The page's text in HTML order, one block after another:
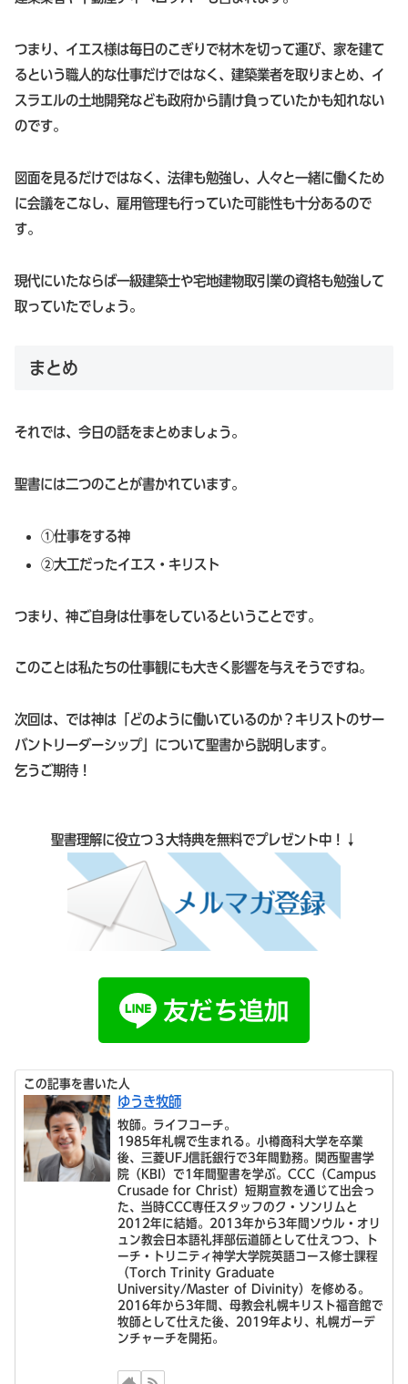
つまり、イエス様は毎日のこぎりで材木を切って運び、家を建て
るという職人的な仕事だけではなく、建築業者を取りまとめ、イ
スラエルの土地開発なども政府から請け負っていたかも知れない
のです。
図面を見るだけではなく、法律も勉強し、人々と一緒に働くため
に会議をこなし、雇用管理も行っていた可能性も十分あるので
す。
現代にいたならば一級建築士や宅地建物取引業の資格も勉強して
取っていたでしょう。
まとめ
それでは、今日の話をまとめましょう。
聖書には二つのことが書かれています。
①仕事をする神
②大工だったイエス・キリスト
つまり、神ご自身は仕事をしているということです。
このことは私たちの仕事観にも大きく影響を与えそうですね。
次回は、では神は「どのように働いているのか？キリストのサー
バントリーダーシップ」について聖書から説明します。
乞うご期待！
聖書理解に役立つ３大特典を無料でプレゼント中！↓
この記事を書いた人
ゆうき牧師
牧師。ライフコーチ。
1985年札幌で生まれる。小樽商科大学を卒業
後、三菱UFJ信託銀行で3年間勤務。関西聖書学
院（KBI）で1年間聖書を学ぶ。CCC（Campus
Crusade for Christ）短期宣教を通じて出会っ
た、当時CCC専任スタッフのク・ソンリムと
2012年に結婚。2013年から3年間ソウル・オリ
ュン教会日本語礼拝部伝道師として仕えつつ、ト
ーチ・トリニティ神学大学院英語コース修士課程
（Torch Trinity Graduate
University/Master of Divinity）を修める。
2016年から3年間、母教会札幌キリスト福音館で
牧師として仕えた後、2019年より、札幌ガーデ
ンチャーチを開拓。